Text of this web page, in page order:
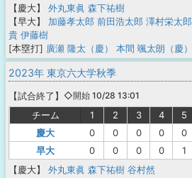
【慶大】
外丸東眞 森下祐樹
【早大】
加藤孝太郎 前田浩太郎 澤村栄太郎
貴 伊藤樹
[本塁打] 廣瀬 隆太（慶） 本間 颯太朗（慶）
2023年 東京六大学秋季
【試合終了 】 ◇開始 10/28 13:01
チーム
1 2 3 4 5
慶大
0 0 0 0 0
早大
0 0 0 0 1
【慶大】
外丸東眞 森下祐樹 谷村然